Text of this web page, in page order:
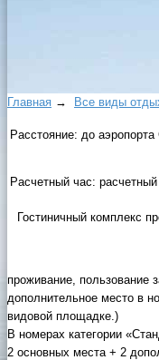
Главная → Все виды
Расстояние: до
Расчетный час:
Гостиничный комплекс
проживание, пользование
дополнительное место в
видовой площадке.)
В номерах категории
2 основных места + 2